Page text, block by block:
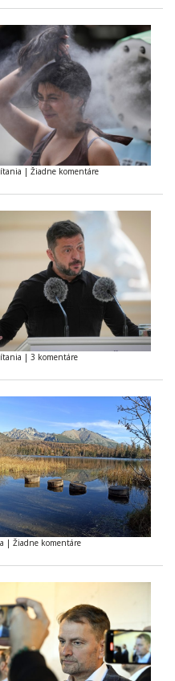
| Žiadne komentáre
| 3 komentáre
| Žiadne komentáre